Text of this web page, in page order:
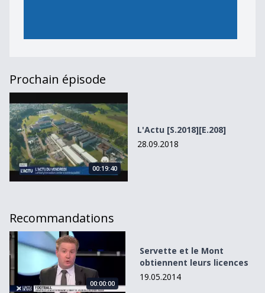
Prochain épisode
00:19:40
L'Actu [S.2018][E.208]
28.09.2018
Recommandations
Servette et le Mont obtiennent leurs licences
00:00:00
Servette et le Mont
obtiennent leurs licences
19.05.2014